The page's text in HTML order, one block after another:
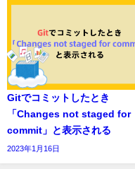
Gitでコミットしたとき
「Changes not staged for
commit」と表示される
2023年1月16日